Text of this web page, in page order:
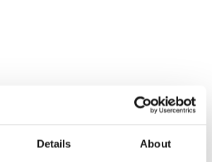
Details About